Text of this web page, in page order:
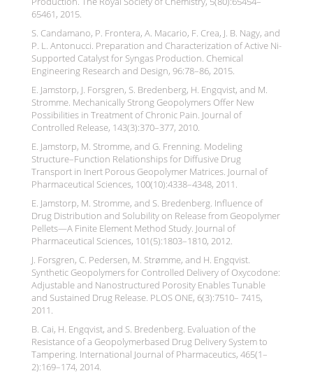
65461, 2015.
S. Candamano, P. Frontera, A. Macario, F. Crea, J. B. Nagy, and
P. L. Antonucci. Preparation and Characterization of Active Ni-
Supported Catalyst for Syngas Production. Chemical
Engineering Research and Design, 96:78–86, 2015.
E. Jamstorp, J. Forsgren, S. Bredenberg, H. Engqvist, and M.
Stromme. Mechanically Strong Geopolymers Offer New
Possibilities in Treatment of Chronic Pain. Journal of
Controlled Release, 143(3):370–377, 2010.
E. Jamstorp, M. Stromme, and G. Frenning. Modeling
Structure–Function Relationships for Diffusive Drug
Transport in Inert Porous Geopolymer Matrices. Journal of
Pharmaceutical Sciences, 100(10):4338–4348, 2011.
E. Jamstorp, M. Stromme, and S. Bredenberg. Influence of
Drug Distribution and Solubility on Release from Geopolymer
Pellets—A Finite Element Method Study. Journal of
Pharmaceutical Sciences, 101(5):1803–1810, 2012.
J. Forsgren, C. Pedersen, M. Strømme, and H. Engqvist.
Synthetic Geopolymers for Controlled Delivery of Oxycodone:
Adjustable and Nanostructured Porosity Enables Tunable
and Sustained Drug Release. PLOS ONE, 6(3):7510– 7415,
2011.
B. Cai, H. Engqvist, and S. Bredenberg. Evaluation of the
Resistance of a Geopolymerbased Drug Delivery System to
Tampering. International Journal of Pharmaceutics, 465(1–
2):169–174, 2014.